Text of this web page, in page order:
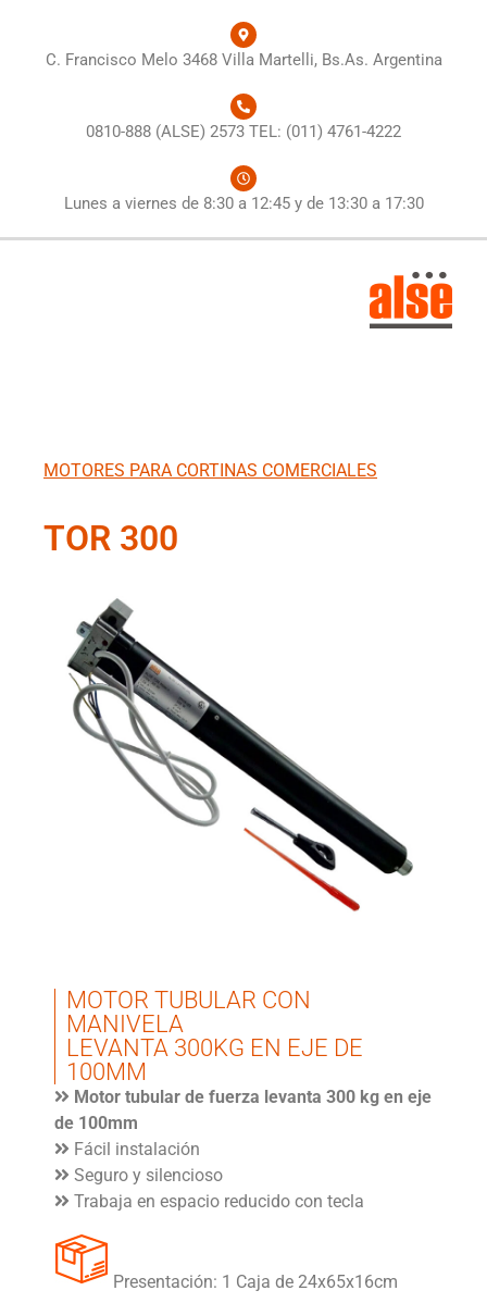
C. Francisco Melo 3468 Villa Martelli, Bs.As. Argentina
0810-888 (ALSE) 2573 TEL: (011) 4761-4222
Lunes a viernes de 8:30 a 12:45 y de 13:30 a 17:30
MOTORES PARA CORTINAS COMERCIALES
TOR 300
MOTOR TUBULAR CON
MANIVELA
LEVANTA 300KG EN EJE DE
100MM
Motor tubular de fuerza levanta 300 kg en eje
de 100mm
Fácil instalación
Seguro y silencioso
Trabaja en espacio reducido con tecla
Presentación: 1 Caja de 24x65x16cm